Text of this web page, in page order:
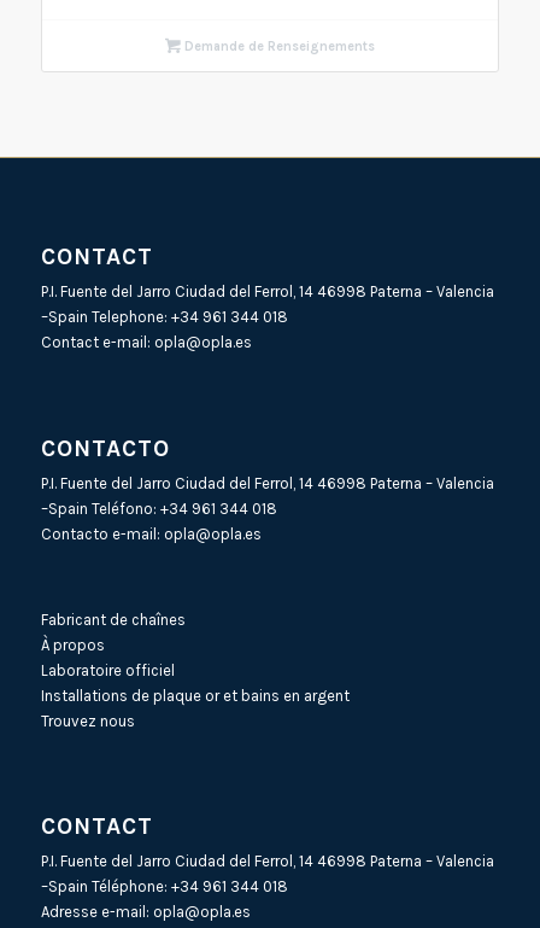
Demande de Renseignements
CONTACT
P.I. Fuente del Jarro Ciudad del Ferrol, 14 46998 Paterna – Valencia
–Spain Telephone: +34 961 344 018
Contact e-mail: opla@opla.es
CONTACTO
P.I. Fuente del Jarro Ciudad del Ferrol, 14 46998 Paterna – Valencia
–Spain Teléfono: +34 961 344 018
Contacto e-mail: opla@opla.es
Fabricant de chaînes
À propos
Laboratoire officiel
Installations de plaque or et bains en argent
Trouvez nous
CONTACT
P.I. Fuente del Jarro Ciudad del Ferrol, 14 46998 Paterna – Valencia
–Spain Téléphone: +34 961 344 018
Adresse e-mail: opla@opla.es